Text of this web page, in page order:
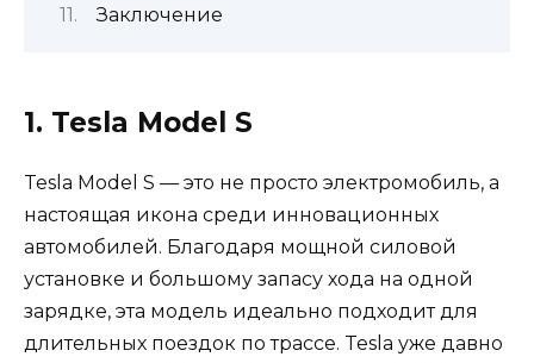
Заключение
1. Tesla Model S
Tesla Model S — это не просто электромобиль, а
настоящая икона среди инновационных
автомобилей. Благодаря мощной силовой
установке и большому запасу хода на одной
зарядке, эта модель идеально подходит для
длительных поездок по трассе. Tesla уже давно